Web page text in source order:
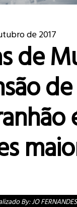
de 2017
de
By:JO FERNANDES